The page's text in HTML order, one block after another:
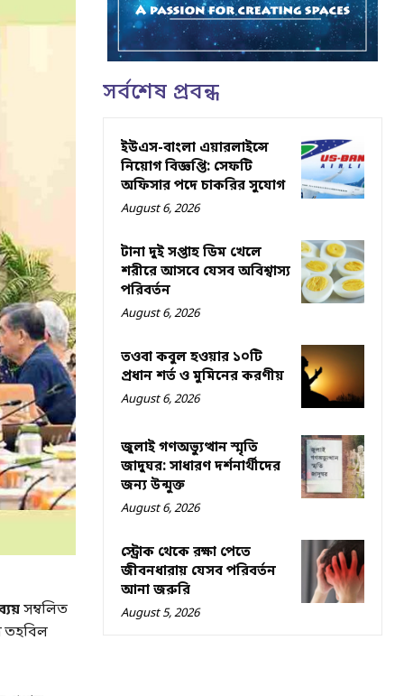
সম্বলিত
তহবিল
সর্বশেষ প্রবন্ধ
ইউএস-বাংলা এয়ারলাইন্সে
নিয়োগ বিজ্ঞপ্তি: সেফটি
অফিসার পদে চাকরির সুযোগ
August 6, 2026
টানা দুই সপ্তাহ ডিম খেলে
শরীরে আসবে যেসব অবিশ্বাস্য
পরিবর্তন
August 6, 2026
তওবা কবুল হওয়ার ১০টি
প্রধান শর্ত ও মুমিনের করণীয়
August 6, 2026
জুলাই গণঅভ্যুত্থান স্মৃতি
জাদুঘর: সাধারণ দর্শনার্থীদের
জন্য উন্মুক্ত
August 6, 2026
স্ট্রোক থেকে রক্ষা পেতে
জীবনধারায় যেসব পরিবর্তন
আনা জরুরি
August 5, 2026